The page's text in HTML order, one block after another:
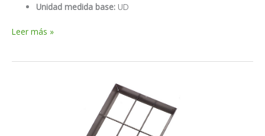
Unidad medida base: UD
Arqueta
Leer más »